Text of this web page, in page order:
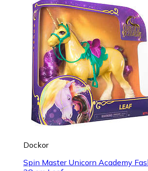
Dockor
Spin Master Unicorn Academy